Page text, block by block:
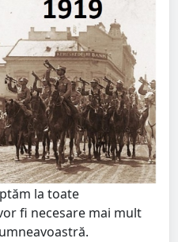
la toate
fi necesare mai mult